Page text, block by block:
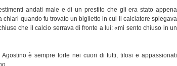
andati male e di un prestito che gli era stato appena
quando fu trovato un biglietto in cui il calciatore spiegava
che il calcio serrava di fronte a lui: «mi sento chiuso in un
è sempre forte nei cuori di tutti, tifosi e appassionati